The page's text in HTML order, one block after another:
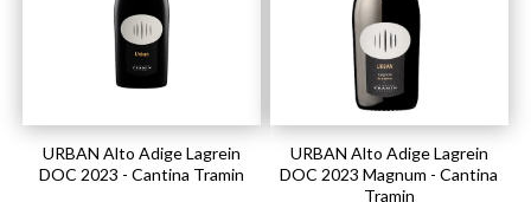
URBAN Alto Adige Lagrein
DOC 2023 - Cantina Tramin
URBAN Alto Adige Lagrein
DOC 2023 Magnum - Cantina
Tramin